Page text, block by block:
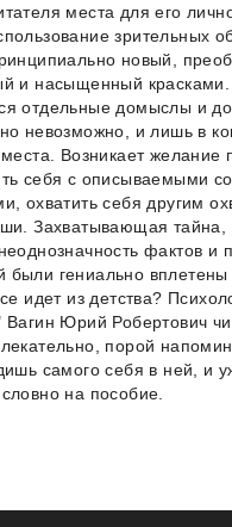
места для его
зрительных
новый,
и насыщенный
отдельные домыслы и
невозможно, и лишь в
Возникает желание
себя с описываемыми
охватить себя другим
Захватывающая тайна,
фактов и
гениально вплетены
идет из детства?
Вагин Юрий Робертович
порой
самого себя в ней, и
на пособие.